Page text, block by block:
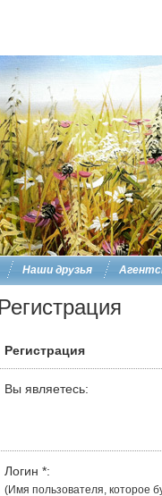
Наши друзья
Регистрация
Регистрация
Вы являетесь:
Логин *:
(Имя пользователя, которое